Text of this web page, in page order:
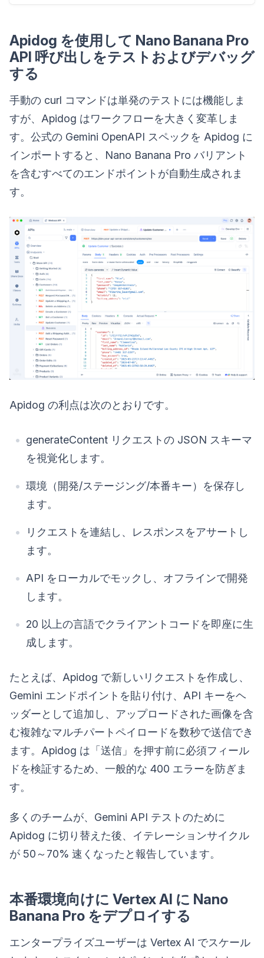
Apidog を使用して Nano Banana Pro
API 呼び出しをテストおよびデバッグ
する
手動の curl コマンドは単発のテストには機能しま
すが、Apidog はワークフローを大きく変革しま
す。公式の Gemini OpenAPI スペックを Apidog に
インポートすると、Nano Banana Pro バリアント
を含むすべてのエンドポイントが自動生成されま
す。
Apidog の利点は次のとおりです。
generateContent リクエストの JSON スキーマ
を視覚化します。
環境（開発/ステージング/本番キー）を保存し
ます。
リクエストを連結し、レスポンスをアサートし
ます。
API をローカルでモックし、オフラインで開発
します。
20 以上の言語でクライアントコードを即座に生
成します。
たとえば、Apidog で新しいリクエストを作成し、
Gemini エンドポイントを貼り付け、API キーをヘ
ッダーとして追加し、アップロードされた画像を含
む複雑なマルチパートペイロードを数秒で送信でき
ます。Apidog は「送信」を押す前に必須フィール
ドを検証するため、一般的な 400 エラーを防ぎま
す。
多くのチームが、Gemini API テストのために
Apidog に切り替えた後、イテレーションサイクル
が 50～70% 速くなったと報告しています。
本番環境向けに Vertex AI に Nano
Banana Pro をデプロイする
エンタープライズユーザーは Vertex AI でスケール